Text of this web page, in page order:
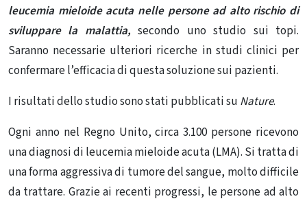
leucemia mieloide acuta nelle persone ad alto rischio di
sviluppare la malattia, secondo uno studio sui topi.
Saranno necessarie ulteriori ricerche in studi clinici per
confermare l’efficacia di questa soluzione sui pazienti.
I risultati dello studio sono stati pubblicati su Nature.
Ogni anno nel Regno Unito, circa 3.100 persone ricevono
una diagnosi di leucemia mieloide acuta (LMA). Si tratta di
una forma aggressiva di tumore del sangue, molto difficile
da trattare. Grazie ai recenti progressi, le persone ad alto